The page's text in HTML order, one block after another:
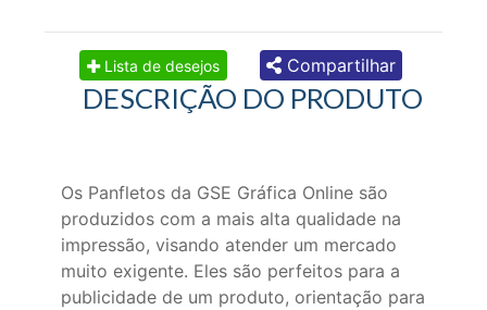
Lista de desejos Compartilhar
DESCRIÇÃO DO PRODUTO
Os Panfletos da GSE Gráfica Online são
produzidos com a mais alta qualidade na
impressão, visando atender um mercado
muito exigente. Eles são perfeitos para a
publicidade de um produto, orientação para